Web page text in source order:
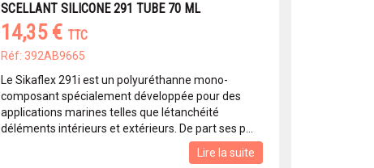
SCELLANT SILICONE 291 TUBE 70 ML
14,35 € TTC
Réf: 392AB9665
Le Sikaflex 291i est un polyuréthanne mono-
composant spécialement développée pour des
applications marines telles que létanchéité
déléments intérieurs et extérieurs. De part ses p...
Lire la suite